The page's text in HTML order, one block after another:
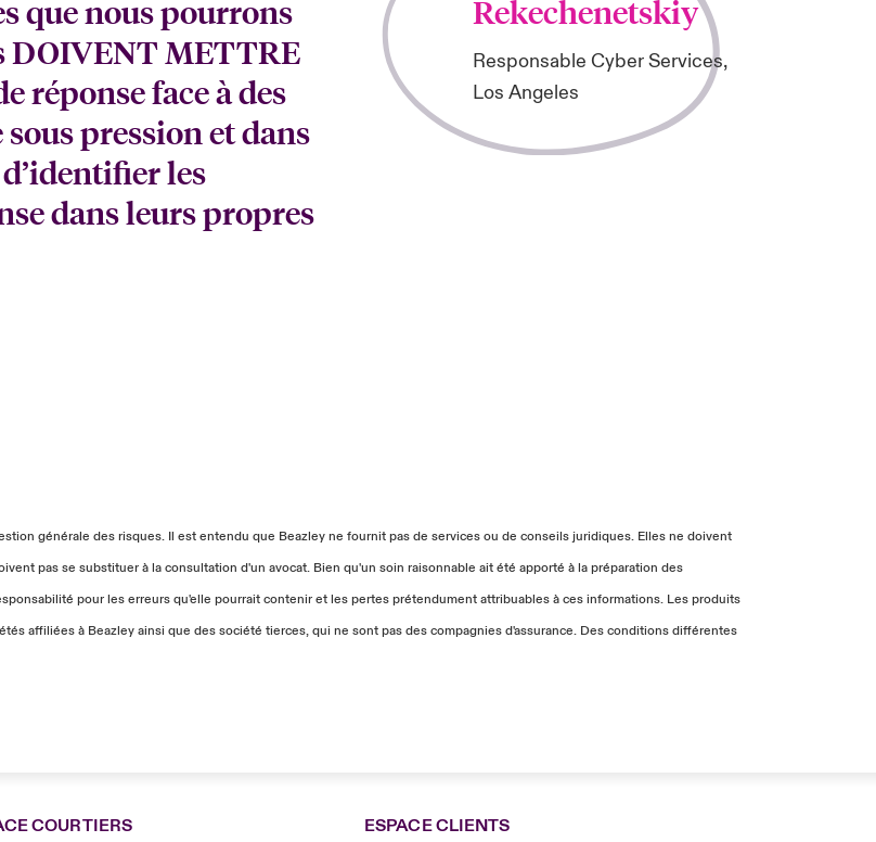
que nous pourrons
DOIVENT METTRE
réponse face à des
sous pression et dans
les
dans leurs propres
Rekechenetskiy
Responsable Cyber Services,
Los Angeles
générale des risques. Il est entendu que Beazley ne fournit pas de services ou de conseils juridiques. Elles ne doivent
pas se substituer à la consultation d'un avocat. Bien qu'un soin raisonnable ait été apporté à la préparation des
pour les erreurs qu'elle pourrait contenir et les pertes prétendument attribuables à ces informations. Les produits
affiliées à Beazley ainsi que des société tierces, qui ne sont pas des compagnies d'assurance. Des conditions différentes
COURTIERS ESPACE CLIENTS